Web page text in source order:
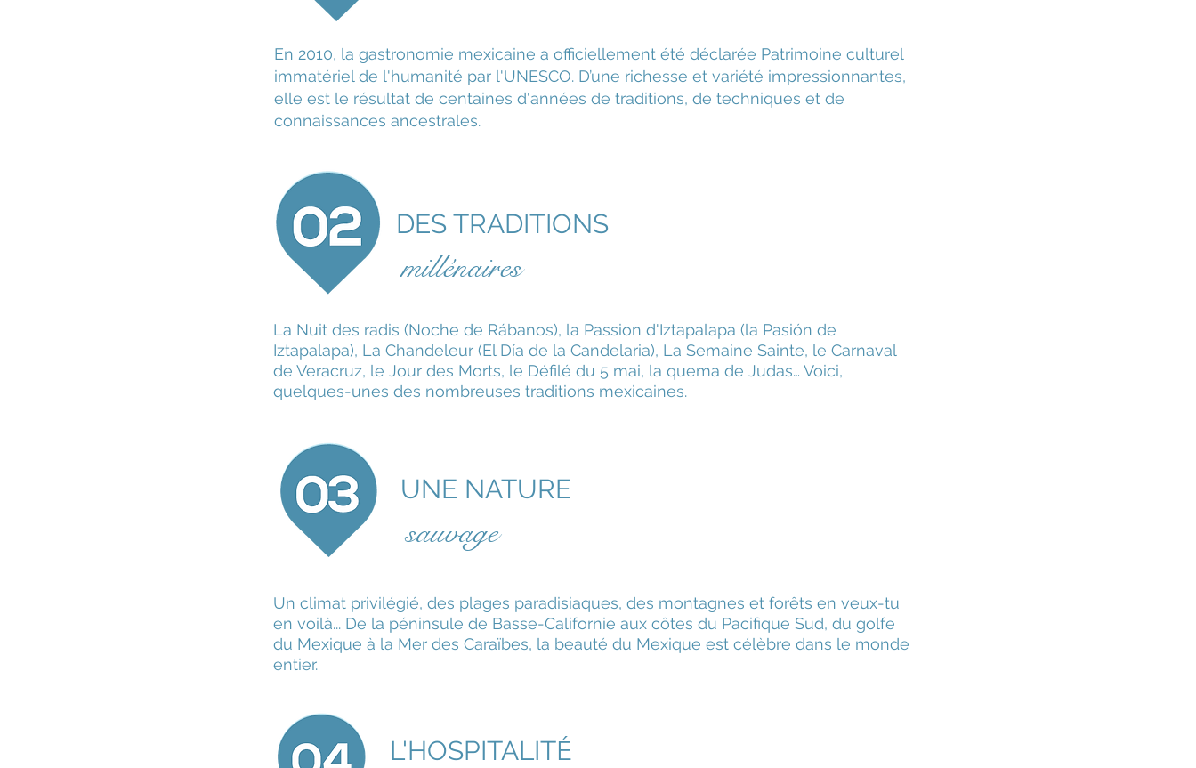
En 2010, la gastronomie mexicaine a officiellement été déclarée Patrimoine culturel
immatériel de l'humanité par l'UNESCO. D’une richesse et variété impressionnantes,
elle est le résultat de centaines d'années de traditions, de techniques et de
connaissances ancestrales.
DES TRADITIONS
millénaires
La Nuit des radis (Noche de Rábanos), la Passion d'Iztapalapa (la Pasión de
Iztapalapa), La Chandeleur (El Día de la Candelaria), La Semaine Sainte, le Carnaval
de Veracruz, le Jour des Morts, le Défilé du 5 mai, la quema de Judas… Voici,
quelques-unes des nombreuses traditions mexicaines.
UNE NATURE
sauvage
Un climat privilégié, des plages paradisiaques, des montagnes et forêts en veux-tu
en voilà... De la péninsule de Basse-Californie aux côtes du Pacifique Sud, du golfe
du Mexique à la Mer des Caraïbes, la beauté du Mexique est célèbre dans le monde
entier.
L'HOSPITALITÉ